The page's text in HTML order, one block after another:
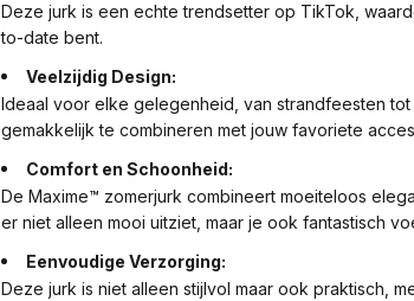
Deze jurk is een echte trendsetter op TikTok,
to-date bent.
Veelzijdig Design:
Ideaal voor elke gelegenheid, van strandfeesten
gemakkelijk te combineren met jouw favoriete
Comfort en Schoonheid:
De Maxime™ zomerjurk combineert moeiteloos
er niet alleen mooi uitziet, maar je ook fantastisch
Eenvoudige Verzorging:
Deze jurk is niet alleen stijlvol maar ook praktisch,